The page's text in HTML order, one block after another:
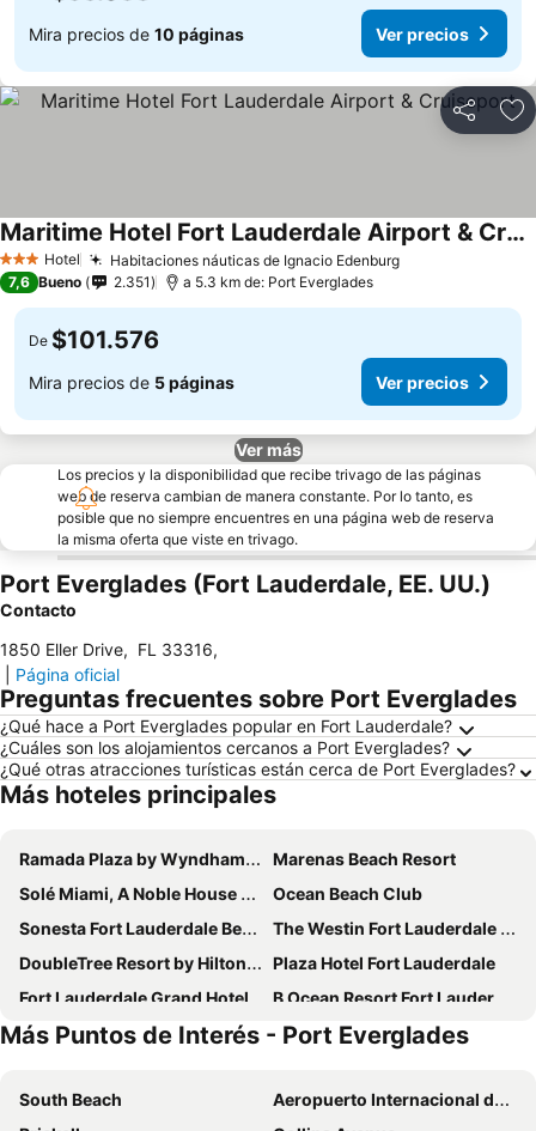
Mira precios de 10 páginas Ver precios
Compartir
3 Estrellas
Hotel Habitaciones náuticas de Ignacio Edenburg
Maritime Hotel Fort Lauderdale Airport & Cruiseport
7,6 Bueno 2.351 a 5.3 km de: Port Everglades
De $101.576
Mira precios de 5 páginas Ver precios
Ver más
Los precios y la disponibilidad que recibe trivago de las páginas
web de reserva cambian de manera constante. Por lo tanto, es
posible que no siempre encuentres en una página web de reserva
la misma oferta que viste en trivago.
Port Everglades (Fort Lauderdale, EE. UU.)
Contacto
1850 Eller Drive, FL 33316,
Página oficial
Preguntas frecuentes sobre Port Everglades
¿Qué hace a Port Everglades popular en Fort Lauderdale?
¿Cuáles son los alojamientos cercanos a Port Everglades?
¿Qué otras atracciones turísticas están cerca de Port Everglades?
Más hoteles principales
Ramada Plaza by Wyndham Marco Polo Beach Resort
Marenas Beach Resort
Solé Miami, A Noble House Resort
Ocean Beach Club
Sonesta Fort Lauderdale Beach
The Westin Fort Lauderdale Beach Resort
DoubleTree Resort by Hilton Hollywood Beach
Plaza Hotel Fort Lauderdale
Fort Lauderdale Grand Hotel
B Ocean Resort Fort Lauderdale Beach
North Miami Beach Gardens Inn & Suites
Hampton Inn Hallandale Beach Aventura
Embassy Suites by Hilton Fort Lauderdale 17th Street
Aloft Miami Aventura
Más Puntos de Interés - Port Everglades
South Beach
Aeropuerto Internacional de Miami